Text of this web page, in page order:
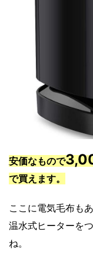
安価なもので
で買えます。
ここに電気毛布も
温水式ヒーターを
ね。